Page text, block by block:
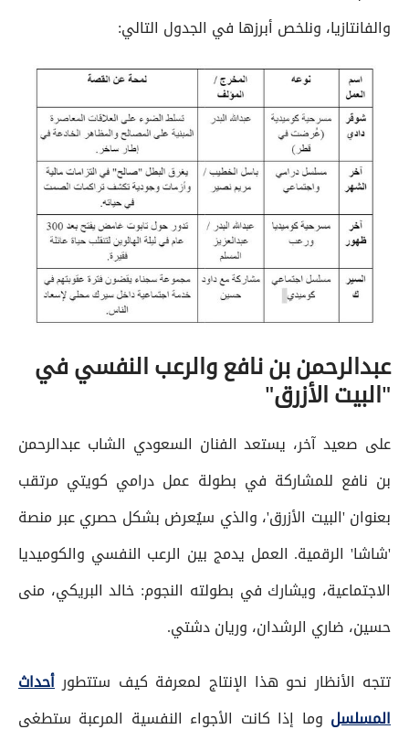
والفانتازيا، ونلخص أبرزها في الجدول التالي:
عبدالرحمن بن نافع والرعب النفسي في
"البيت الأزرق"
على صعيد آخر، يستعد الفنان السعودي الشاب عبدالرحمن
بن نافع للمشاركة في بطولة عمل درامي كويتي مرتقب
بعنوان 'البيت الأزرق'، والذي سيُعرض بشكل حصري عبر منصة
'شاشا' الرقمية. العمل يدمج بين الرعب النفسي والكوميديا
الاجتماعية، ويشارك في بطولته النجوم: خالد البريكي، منى
حسين، ضاري الرشدان، وريان دشتي.
تتجه الأنظار نحو هذا الإنتاج لمعرفة كيف ستتطور أحداث
المسلسل وما إذا كانت الأجواء النفسية المرعبة ستطغى